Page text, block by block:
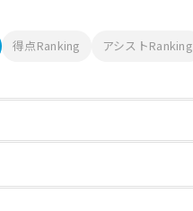
得点Ranking アシストRanking